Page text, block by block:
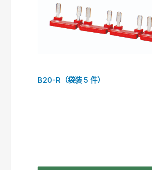
B20-R（袋装 5 件）